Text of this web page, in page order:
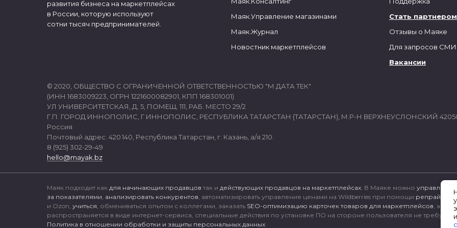
Маяк.Управление магазинами
Маяк.Журнал
Новостник маркетплейсов
Стать партнером
Отзывы о Маяке
Для запросов СМИ
Вакансии
развития бизнеса на маркетплейсах
в России, которую используют
сотни тысяч предпринимателей.
© 2020, ОБЩЕСТВО С ОГРАНИЧЕННОЙ ОТВЕТСТВЕННОСТЬЮ "М ДАТА ТЕК"
(ИНН 1683009223, ОГРН 1221600082901, КПП 168301001)
УЛ УНИВЕРСИТЕТСКАЯ, Д. 5, ПОМЕЩ. 111, РАБ. МЕСТО 29/2
Г.П. ГОРОД ИННОПОЛИС, Г ИННОПОЛИС, РЕСПУБЛИКА ТАТАРСТАН (ТАТАРСТАН), М.Р-Н ВЕРХНЕУСЛОНСКИЙ
Россия
Почтовый адрес: 420 140, Республика Татарстан, г. Казань, а/я 210.
8 (925) 302-29-49
hello@mayak.bz
Маяк подходит как для начинающих продавцов так и действующих продавцов на маркетплейсах. В Маяке можно управлять
за показателями, анализировать конкурентов, автоматизировать управление ценами на Wildberries при помощи репрайсера
и Ozon, учиться, обмениваться опытом с коллегами, заказать SEO-оптимизацию карточек товаров для маркетплейсов, а так
распространяется в виде интернет-сервиса, специальные действия по установке ПО на стороне пользователя не
Политика в отношении обработки и защиты персональных данных.